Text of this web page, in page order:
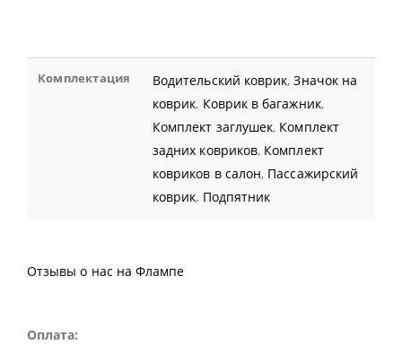
Комплектация Водительский коврик,Значок на
коврик, Коврик в багажник,
Комплект заглушек, Комплект
задних ковриков, Комплект
ковриков в салон, Пассажирский
коврик, Подпятник
Отзывы о нас на Флампе
Оплата: